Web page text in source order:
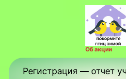
Об акции
Регистрация — отчет